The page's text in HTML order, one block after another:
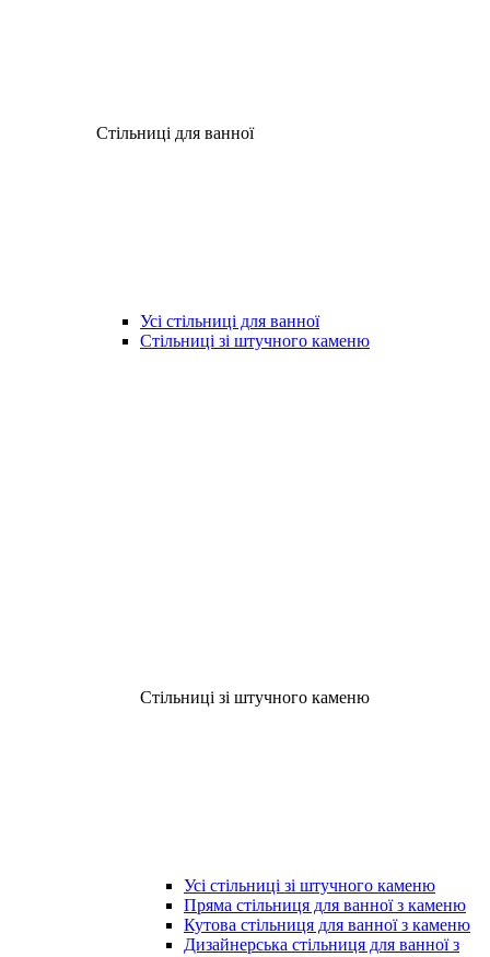
Стільниці для ванної
Усі стільниці для ванної
Стільниці зі штучного каменю
Стільниці зі штучного каменю
Усі стільниці зі штучного каменю
Пряма стільниця для ванної з каменю
Кутова стільниця для ванної з каменю
Дизайнерська стільниця для ванної з